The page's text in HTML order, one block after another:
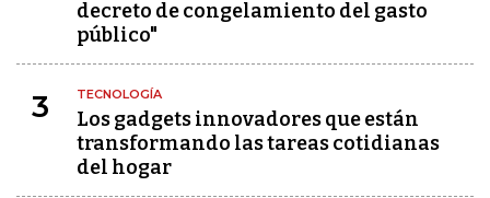
decreto de congelamiento del gasto
público"
3 TECNOLOGÍA
Los gadgets innovadores que están
transformando las tareas cotidianas
del hogar